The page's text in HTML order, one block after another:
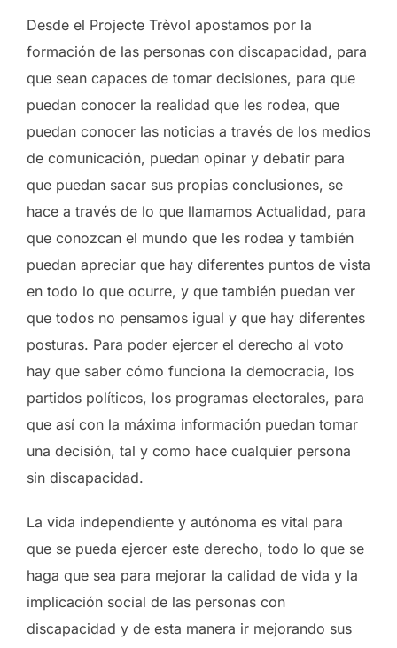
Desde el Projecte Trèvol apostamos por la
formación de las personas con discapacidad, para
que sean capaces de tomar decisiones, para que
puedan conocer la realidad que les rodea, que
puedan conocer las noticias a través de los medios
de comunicación, puedan opinar y debatir para
que puedan sacar sus propias conclusiones, se
hace a través de lo que llamamos Actualidad, para
que conozcan el mundo que les rodea y también
puedan apreciar que hay diferentes puntos de vista
en todo lo que ocurre, y que también puedan ver
que todos no pensamos igual y que hay diferentes
posturas. Para poder ejercer el derecho al voto
hay que saber cómo funciona la democracia, los
partidos políticos, los programas electorales, para
que así con la máxima información puedan tomar
una decisión, tal y como hace cualquier persona
sin discapacidad.
La vida independiente y autónoma es vital para
que se pueda ejercer este derecho, todo lo que se
haga que sea para mejorar la calidad de vida y la
implicación social de las personas con
discapacidad y de esta manera ir mejorando sus